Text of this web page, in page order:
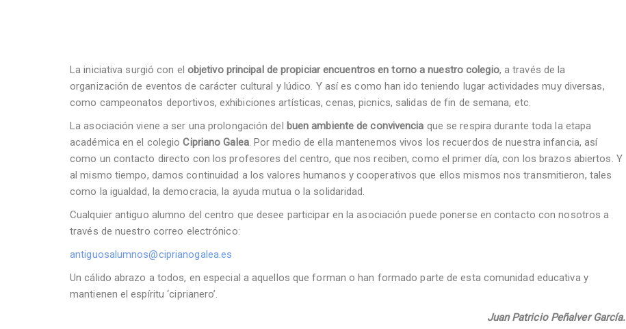
La iniciativa surgió con el objetivo principal de propiciar encuentros en torno a nuestro colegio, a través de la
organización de eventos de carácter cultural y lúdico. Y así es como han ido teniendo lugar actividades muy diversas,
como campeonatos deportivos, exhibiciones artísticas, cenas, picnics, salidas de fin de semana, etc.
La asociación viene a ser una prolongación del buen ambiente de convivencia que se respira durante toda la etapa
académica en el colegioCipriano Galea. Por medio de ella mantenemos vivos los recuerdos de nuestra infancia, así
como un contacto directo con los profesores del centro, que nos reciben, como el primer día, con los brazos abiertos. Y
al mismo tiempo, damos continuidad a los valores humanos y cooperativos que ellos mismos nos transmitieron, tales
como la igualdad, la democracia, la ayuda mutua o la solidaridad.
Cualquier antiguo alumno del centro que desee participar en la asociación puede ponerse en contacto con nosotros a
través de nuestro correo electrónico:
antiguosalumnos@ciprianogalea.es
Un cálido abrazo a todos, en especial a aquellos que forman o han formado parte de esta comunidad educativa y
mantienen el espíritu ‘ciprianero’.
Juan Patricio Peñalver García.